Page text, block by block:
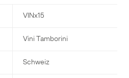
VINx15
Vini Tamborini
Schweiz